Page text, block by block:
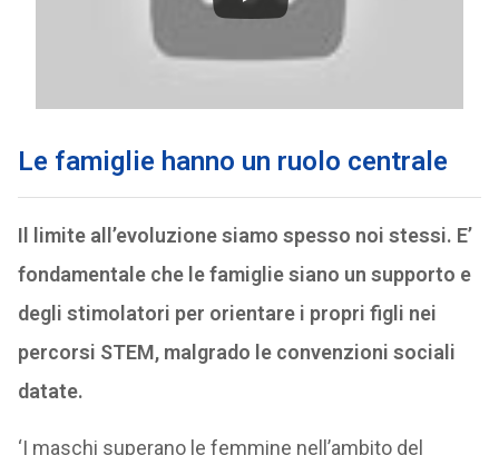
Le famiglie hanno un ruolo centrale
Il limite all’evoluzione siamo spesso noi stessi. E’
fondamentale che le famiglie siano un supporto e
degli stimolatori per orientare i propri figli nei
percorsi STEM, malgrado le convenzioni sociali
datate.
‘I maschi superano le femmine nell’ambito del